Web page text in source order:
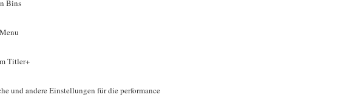
Bins
Titler+
und andere Einstellungen für die performance